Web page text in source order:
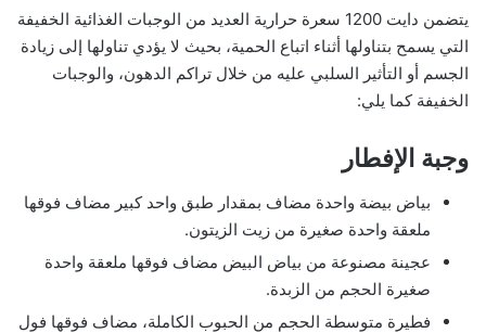
يتضمن دايت 1200 سعرة حرارية العديد من الوجبات الغذائية الخفيفة
التي يسمح بتناولها أثناء اتباع الحمية، بحيث لا يؤدي تناولها إلى زيادة
الجسم أو التأثير السلبي عليه من خلال تراكم الدهون، والوجبات
الخفيفة كما يلي:
وجبة الإفطار
بياض بيضة واحدة مضاف بمقدار طبق واحد كبير مضاف فوقها
ملعقة واحدة صغيرة من زيت الزيتون.
عجينة مصنوعة من بياض البيض مضاف فوقها ملعقة واحدة
صغيرة الحجم من الزبدة.
فطيرة متوسطة الحجم من الحبوب الكاملة، مضاف فوقها فول